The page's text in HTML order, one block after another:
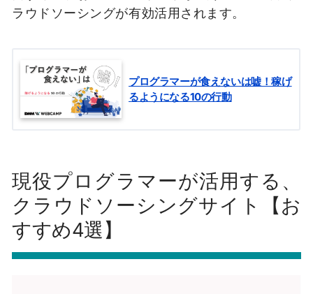
ラウドソーシングが有効活用されます。
プログラマーが食えないは嘘！稼げ
るようになる10の行動
現役プログラマーが活用する、
クラウドソーシングサイト【お
すすめ4選】